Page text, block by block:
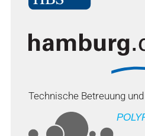
Technische Betreuung